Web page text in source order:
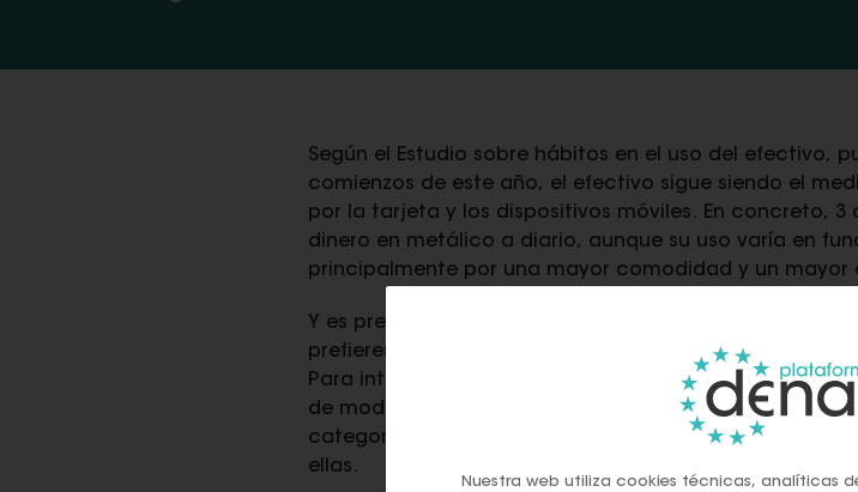
Según el Estudio sobre hábitos en el uso del efectivo,
comienzos de este año, el efectivo sigue siendo el
por la tarjeta y los dispositivos móviles. En concreto, 3
dinero en metálico a diario, aunque su uso varía en
principalmente por una mayor comodidad y un mayor
Y es precisamente este último punto el que podría
prefieren utilizar la tarjeta de crédito para todo, sin
Para intentar ahorrar algo de dinero en los diferentes
de moda el
, como se conoce en redes
categorías (vida social, comida, regalos...), y escribir
ellas.
Nuestra web utiliza cookies técnicas, analíticas